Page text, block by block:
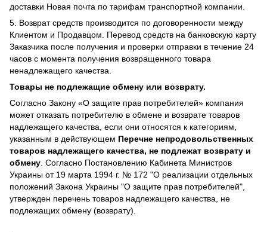
доставки Новая почта по тарифам транспортной компании.
5. Возврат средств производится по договоренности между
Клиентом и Продавцом. Перевод средств на банковскую карту
Заказчика после получения и проверки отправки в течение 24
часов с момента получения возвращенного товара
ненадлежащего качества.
Товары не подлежащие обмену или возврату.
Согласно Закону «О защите прав потребителей» компания
может отказать потребителю в обмене и возврате товаров
надлежащего качества, если они относятся к категориям,
указанным в действующем Перечне непродовольственных
товаров надлежащего качества, не подлежат возврату и
обмену . Согласно Постановлению Кабинета Министров
Украины от 19 марта 1994 г. № 172 "О реализации отдельных
положений Закона Украины "О защите прав потребителей",
утвержден перечень товаров надлежащего качества, не
подлежащих обмену (возврату).